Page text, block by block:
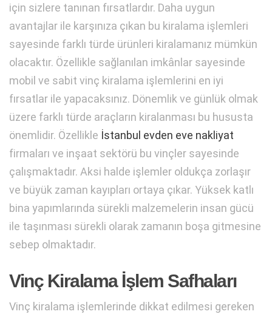
için sizlere tanınan fırsatlardır. Daha uygun
avantajlar ile karşınıza çıkan bu kiralama işlemleri
sayesinde farklı türde ürünleri kiralamanız mümkün
olacaktır. Özellikle sağlanılan imkânlar sayesinde
mobil ve sabit vinç kiralama işlemlerini en iyi
fırsatlar ile yapacaksınız. Dönemlik ve günlük olmak
üzere farklı türde araçların kiralanması bu hususta
önemlidir. Özellikle İstanbul evden eve nakliyat
firmaları ve inşaat sektörü bu vinçler sayesinde
çalışmaktadır. Aksi halde işlemler oldukça zorlaşır
ve büyük zaman kayıpları ortaya çıkar. Yüksek katlı
bina yapımlarında sürekli malzemelerin insan gücü
ile taşınması sürekli olarak zamanın boşa gitmesine
sebep olmaktadır.
Vinç Kiralama İşlem Safhaları
Vinç kiralama işlemlerinde dikkat edilmesi gereken